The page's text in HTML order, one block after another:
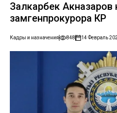
Залкарбек Акназаров
замгенпрокурора КР
Кадры и назначения 848 14 Февраль